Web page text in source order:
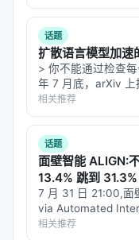
fold质量的评估
了决策所需的全
构正确性，但语
hard set的33个
务类型？这个规
与外部记忆系统
下文"（active
处。两者如何衔
实时延迟：异步
100轮）时的延
---
话题
扩散语言模型加速
> 你不能通过检查
年 7 月底，arXiv
When to Commit: …
相关推荐
话题
面壁智能 ALIGN:
13.4% 跳到 31.3%
7 月 31 日 21:00,面
via Automated
相关推荐